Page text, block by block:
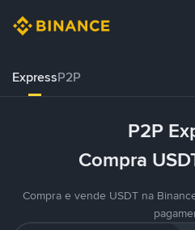
ExpressP2P
P2P
Compra
Compra e vende USDT na